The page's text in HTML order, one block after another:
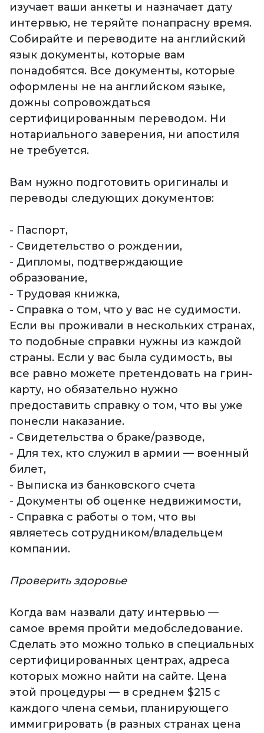
изучает ваши анкеты и назначает дату
интервью, не теряйте понапрасну время.
Собирайте и переводите на английский
язык документы, которые вам
понадобятся. Все документы, которые
оформлены не на английском языке,
дожны сопровождаться
сертифицированным переводом. Ни
нотариального заверения, ни апостиля
не требуется.
Вам нужно подготовить оригиналы и
переводы следующих документов:
- Паспорт,
- Свидетельство о рождении,
- Дипломы, подтверждающие
образование,
- Трудовая книжка,
- Справка о том, что у вас не судимости.
Если вы проживали в нескольких странах,
то подобные справки нужны из каждой
страны. Если у вас была судимость, вы
все равно можете претендовать на грин-
карту, но обязательно нужно
предоставить справку о том, что вы уже
понесли наказание.
- Свидетельства о браке/разводе,
- Для тех, кто служил в армии — военный
билет,
- Выписка из банковского счета
- Документы об оценке недвижимости,
- Справка с работы о том, что вы
являетесь сотрудником/владельцем
компании.
Проверить здоровье
Когда вам назвали дату интервью —
самое время пройти медобследование.
Сделать это можно только в специальных
сертифицированных центрах, адреса
которых можно найти на сайте. Цена
этой процедуры — в среднем $215 с
каждого члена семьи, планирующего
иммигрировать (в разных странах цена